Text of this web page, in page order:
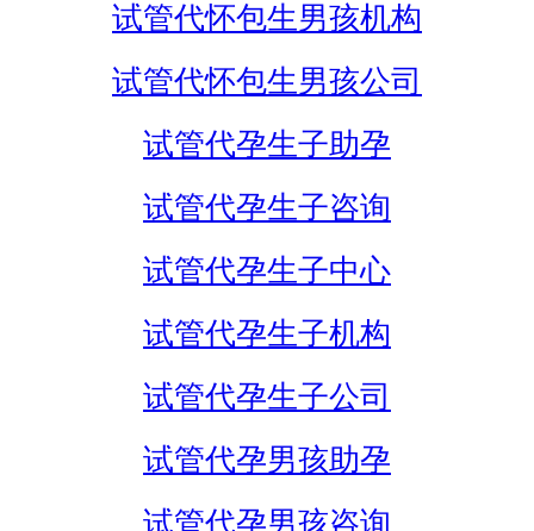
试管代怀包生男孩机构
试管代怀包生男孩公司
试管代孕生子助孕
试管代孕生子咨询
试管代孕生子中心
试管代孕生子机构
试管代孕生子公司
试管代孕男孩助孕
试管代孕男孩咨询